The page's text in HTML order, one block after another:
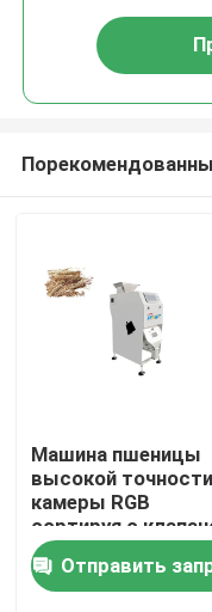
Продукты
О нас
Машина пшеницы
высокой точности
камеры RGB
сортируя с
соленоида
Отправить